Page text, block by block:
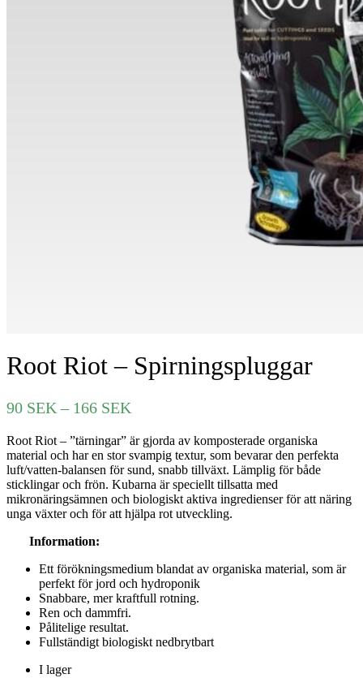
Root Riot – Spirningspluggar
90 SEK – 166 SEK
till
166 SEK
Root Riot – ”tärningar” är gjorda av komposterade organiska
material och har en stor svampig textur, som bevarar den perfekta
luft/vatten-balansen för sund, snabb tillväxt. Lämplig för både
sticklingar och frön. Kubarna är speciellt tillsatta med
mikronäringsämnen och biologiskt aktiva ingredienser för att näring
unga växter och för att hjälpa rot utveckling.
Information:
Ett förökningsmedium blandat av organiska material, som är
perfekt för jord och hydroponik
Snabbare, mer kraftfull rotning.
Ren och dammfri.
Pålitelige resultat.
Fullständigt biologiskt nedbrytbart
I lager